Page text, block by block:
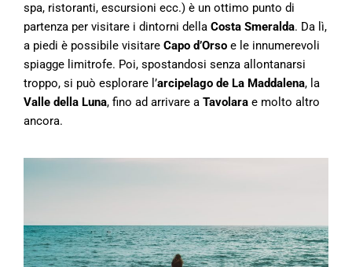
spa, ristoranti, escursioni ecc.) è un ottimo punto di
partenza per visitare i dintorni della Costa Smeralda. Da lì,
a piedi è possibile visitare Capo d’Orso e le innumerevoli
spiagge limitrofe. Poi, spostandosi senza allontanarsi
troppo, si può esplorare l’arcipelago de La Maddalena, la
Valle della Luna, fino ad arrivare a Tavolara e molto altro
ancora.